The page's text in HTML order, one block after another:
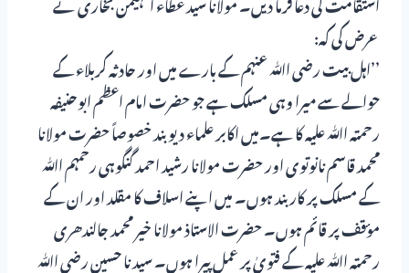
عرض کی کہ:
’’اہل بیت رضی اﷲ عنہم کے بارے میں اور حادثہ کربلاء کے
حوالے سے میرا وہی مسلک ہے جو حضرت امام اعظم ابوحنیفہ
رحمتہ اﷲ علیہ کا ہے۔میں اکابر علماء دیوبند خصوصاً حضرت مولانا
محمد قاسم نانوتوی اور حضرت مولانا رشید احمد گنگوہی رحمہم اﷲ
کے مسلک پر کار بند ہوں۔ میں اپنے اسلاف کا مقلد اور ان کے
مؤقف پر قائم ہوں۔ حضرت الاستاذ مولانا خیر محمد جالندھری
رحمتہ اﷲ علیہ کے فتویٰ پر عمل پیرا ہوں۔ سید نا حسین رضی اﷲ